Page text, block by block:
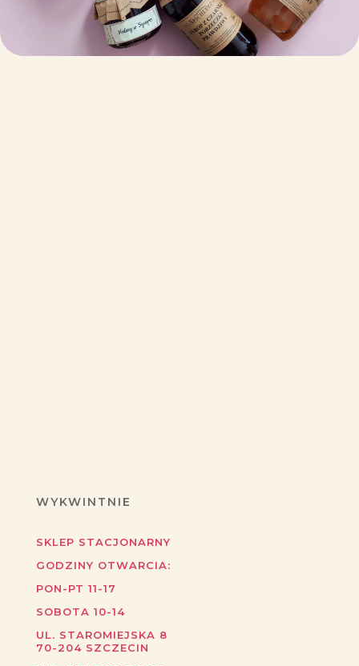
WYKWINTNIE
SKLEP STACJONARNY
GODZINY OTWARCIA:
PON-PT 11-17
SOBOTA 10-14
UL. STAROMIEJSKA 8
70-204 SZCZECIN